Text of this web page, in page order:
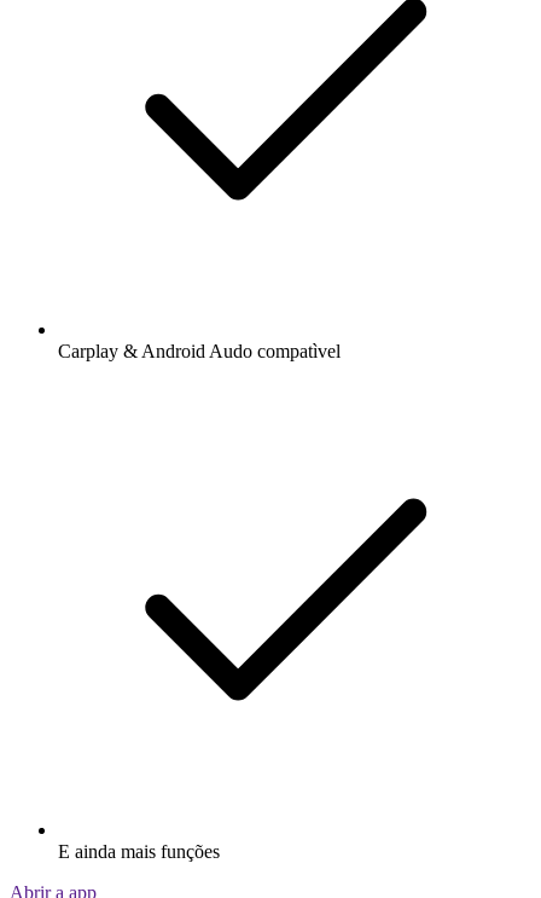
Carplay & Android Audo compatìvel
E ainda mais funções
Abrir a app